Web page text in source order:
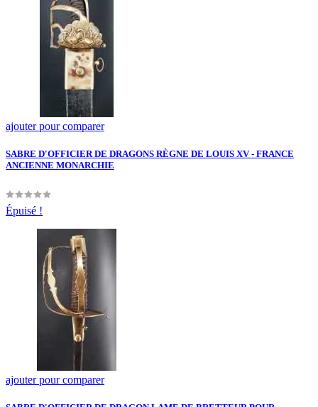
ajouter pour comparer
SABRE D'OFFICIER DE DRAGONS RÈGNE DE LOUIS XV - FRANCE
ANCIENNE MONARCHIE
Épuisé !
ajouter pour comparer